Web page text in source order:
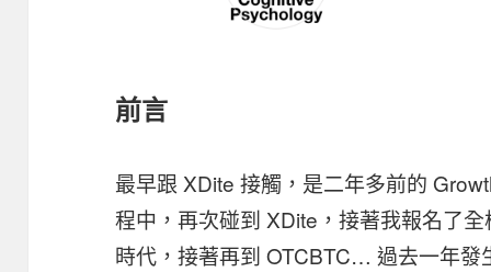
前言
最早跟 XDite 接觸，是二年多前的
程中，再次碰到 XDite，接著我報名了
時代，接著再到 OTCBTC… 過去一年